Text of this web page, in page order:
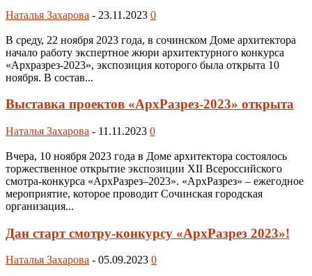
Наталья Захарова - 23.11.2023 0
В среду, 22 ноября 2023 года, в сочинском Доме архитектора
начало работу экспертное жюри архитектурного конкурса
«Архразрез-2023», экспозиция которого была открыта 10
ноября. В состав...
Выставка проектов «АрхРазрез-2023» открыта
Наталья Захарова - 11.11.2023 0
Вчера, 10 ноября 2023 года в Доме архитектора состоялось
торжественное открытие экспозиции XII Всероссийского
смотра-конкурса «АрхРазрез–2023». «АрхРазрез» – ежегодное
мероприятие, которое проводит Сочинская городская
организация...
Дан старт смотру-конкурсу «АрхРазрез 2023»!
Наталья Захарова - 05.09.2023 0